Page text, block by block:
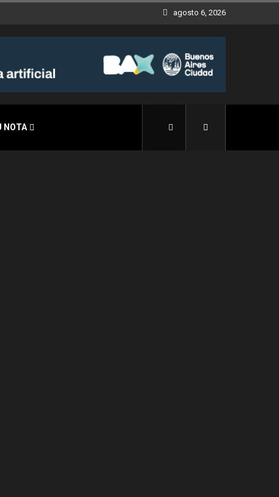
agosto 6, 2026
NOTA